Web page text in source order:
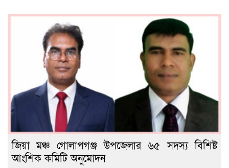
জিয়া মঞ্চ গোলাপগঞ্জ উপজেলার ৬৫ সদস্য বিশিষ্ট
আংশিক কমিটি অনুমোদন